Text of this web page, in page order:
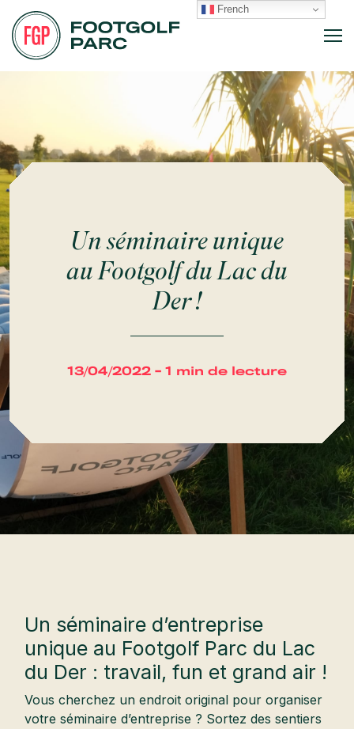
Un séminaire unique
au Footgolf du Lac du
Der !
13/04/2022 - 1 min de lecture
Un séminaire d’entreprise
unique au Footgolf Parc du Lac
du Der : travail, fun et grand air !
Vous cherchez un endroit original pour organiser
votre séminaire d’entreprise ? Sortez des sentiers
French